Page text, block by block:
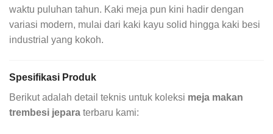
waktu puluhan tahun. Kaki meja pun kini hadir dengan
variasi modern, mulai dari kaki kayu solid hingga kaki besi
industrial yang kokoh.
Spesifikasi Produk
Berikut adalah detail teknis untuk koleksi meja makan
trembesi jepara terbaru kami: